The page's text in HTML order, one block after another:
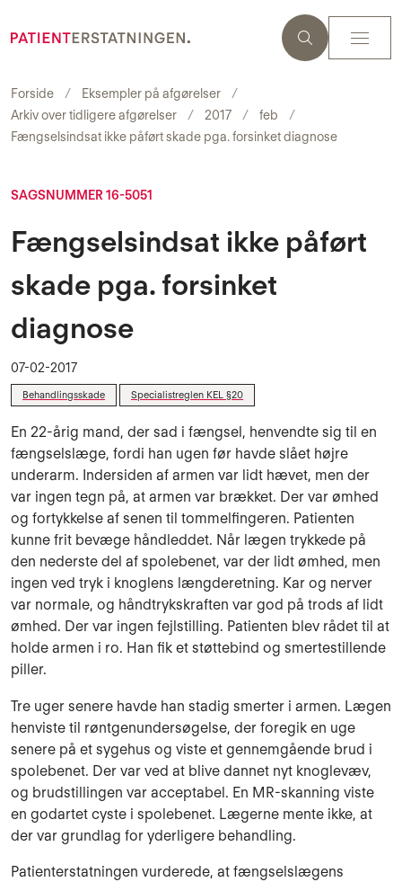
Forside
Eksempler på afgørelser
Arkiv over tidligere afgørelser
2017
feb
Fængselsindsat ikke påført skade pga. forsinket diagnose
SAGSNUMMER 16-5051
Fængselsindsat ikke påført
skade pga. forsinket
diagnose
07-02-2017
Behandlingsskade Specialistreglen KEL §20
En 22-årig mand, der sad i fængsel, henvendte sig til en
fængselslæge, fordi han ugen før havde slået højre
underarm. Indersiden af armen var lidt hævet, men der
var ingen tegn på, at armen var brækket. Der var ømhed
og fortykkelse af senen til tommelfingeren. Patienten
kunne frit bevæge håndleddet. Når lægen trykkede på
den nederste del af spolebenet, var der lidt ømhed, men
ingen ved tryk i knoglens længderetning. Kar og nerver
var normale, og håndtrykskraften var god på trods af lidt
ømhed. Der var ingen fejlstilling. Patienten blev rådet til at
holde armen i ro. Han fik et støttebind og smertestillende
piller.
Tre uger senere havde han stadig smerter i armen. Lægen
henviste til røntgenundersøgelse, der foregik en uge
senere på et sygehus og viste et gennemgående brud i
spolebenet. Der var ved at blive dannet nyt knoglevæv,
og brudstillingen var acceptabel. En MR-skanning viste
en godartet cyste i spolebenet. Lægerne mente ikke, at
der var grundlag for yderligere behandling.
Patienterstatningen vurderede, at fængselslægens